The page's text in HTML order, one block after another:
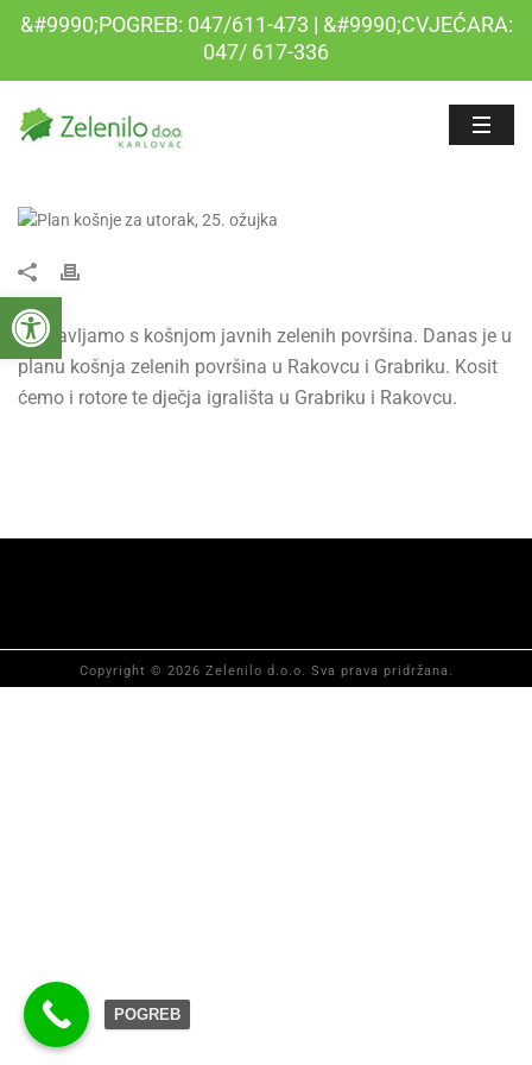
&#9990;POGREB: 047/611-473 | &#9990;CVJEĆARA:
047/ 617-336
Nastavljamo s košnjom javnih zelenih površina. Danas je u
planu košnja zelenih površina u Rakovcu i Grabriku. Kosit
ćemo i rotore te dječja igrališta u Grabriku i Rakovcu.
Copyright © 2026 Zelenilo d.o.o. Sva prava pridržana.
POGREB
Open toolbar